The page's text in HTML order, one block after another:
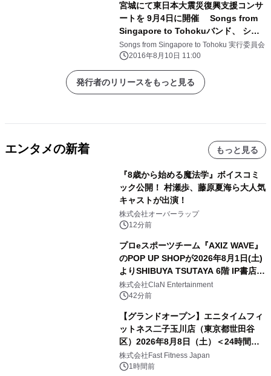
宮城にて東日本大震災復興支援コンサ
ートを 9月4日に開催 Songs from
Singapore to Tohokuバンド、 シン
ガポールより6年連続で訪日
Songs from Singapore to Tohoku 実行委員会
2016年8月10日 11:00
発行者のリリースをもっと見る
エンタメの新着 もっと見る
『8歳から始める魔法学』ボイスコミ
ック公開！ 村瀬歩、藤原夏海ら大人気
キャストが出演！
株式会社オーバーラップ
12分前
プロeスポーツチーム『AXIZ WAVE』
のPOP UP SHOPが2026年8月1日(土)
よりSHIBUYA TSUTAYA 6階 IP書店で
開催決定！！
株式会社ClaN Entertainment
42分前
【グランドオープン】エニタイムフィ
ットネス二子玉川店（東京都世田谷
区）2026年8月8日（土）＜24時間年
中無休のフィットネスジム＞
株式会社Fast Fitness Japan
1時間前